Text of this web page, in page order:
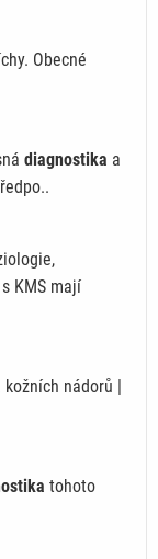
Obecné
diagnostika a
KMS mají
kožních nádorů |
tohoto